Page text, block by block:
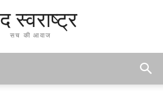
स्वराष्ट्र
सच की आवाज